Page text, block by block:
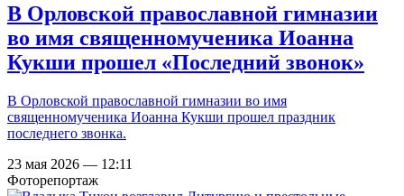
В Орловской православной гимназии
во имя священномученика Иоанна
Кукши прошел «Последний звонок»
В Орловской православной гимназии во имя
священномученика Иоанна Кукши прошел праздник
последнего звонка.
23 мая 2026 — 12:11
Фоторепортаж